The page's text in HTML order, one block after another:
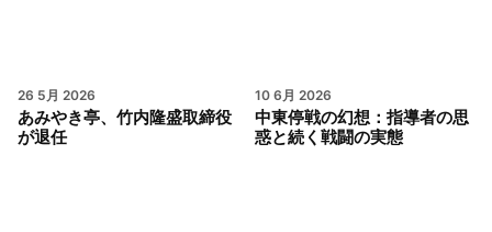
26 5月 2026
あみやき亭、竹内隆盛取締役
が退任
10 6月 2026
中東停戦の幻想：指導者の思
惑と続く戦闘の実態